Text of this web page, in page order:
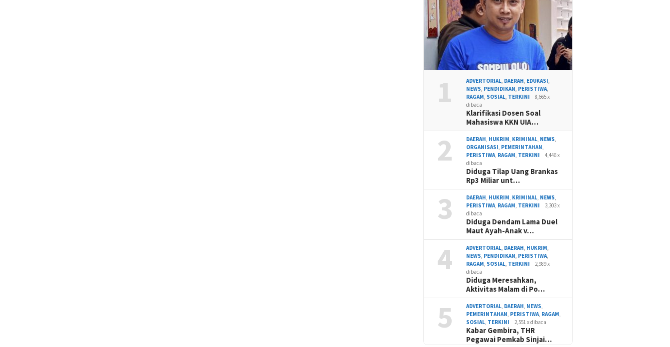
1 ADVERTORIAL DAERAH EDUKASI
NEWS PENDIDIKAN PERISTIWA
RAGAM SOSIAL TERKINI
8,665 x
dibaca
Klarifikasi Dosen Soal
Mahasiswa KKN UIA…
2 DAERAH HUKRIM KRIMINAL NEWS
ORGANISASI PEMERINTAHAN
PERISTIWA RAGAM TERKINI
4,446 x
dibaca
Diduga Tilap Uang Brankas
Rp3 Miliar unt…
3 DAERAH HUKRIM KRIMINAL NEWS
PERISTIWA RAGAM TERKINI
3,303 x
dibaca
Diduga Dendam Lama Duel
Maut Ayah-Anak v…
4 ADVERTORIAL DAERAH HUKRIM
NEWS PENDIDIKAN PERISTIWA
RAGAM SOSIAL TERKINI
2,989 x
dibaca
Diduga Meresahkan,
Aktivitas Malam di Po…
5 ADVERTORIAL DAERAH NEWS
PEMERINTAHAN PERISTIWA RAGAM
SOSIAL TERKINI 2,551 x dibaca
Kabar Gembira, THR
Pegawai Pemkab Sinjai…